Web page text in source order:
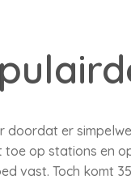
er
op stations en
vast. Toch komt